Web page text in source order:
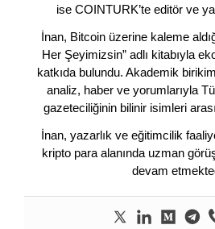
ise COINTURK’te editör ve
İnan, Bitcoin üzerine kaleme
Her Şeyimizsin” adlı kitabıyla
katkıda bulundu. Akademik
analiz, haber ve yorumlarıyla
gazeteciliğinin bilinir isimleri
İnan, yazarlık ve eğitimcilik
kripto para alanında uzman
devam